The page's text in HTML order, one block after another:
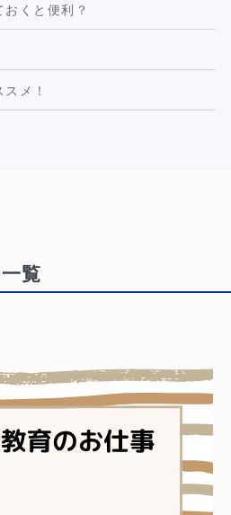
くと便利？
メ！
覧